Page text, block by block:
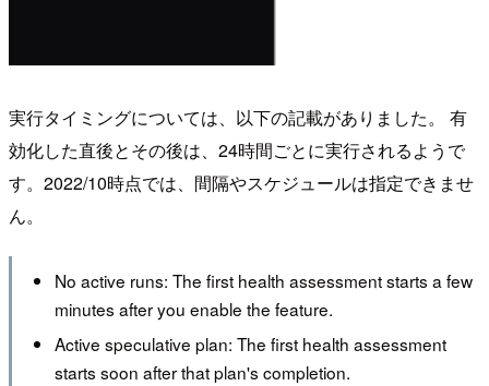
実行タイミングについては、以下の記載がありました。 有
効化した直後とその後は、24時間ごとに実行されるようで
す。2022/10時点では、間隔やスケジュールは指定できませ
ん。
No active runs: The first health assessment starts a few
minutes after you enable the feature.
Active speculative plan: The first health assessment
starts soon after that plan's completion.